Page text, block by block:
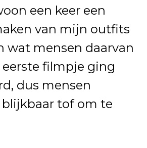
een keer een
van mijn outfits
wat mensen daarvan
filmpje ging
dus mensen
tof om te